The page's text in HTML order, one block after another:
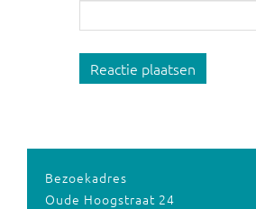
Reactie plaatsen
Bezoekadres
Oude Hoogstraat 24